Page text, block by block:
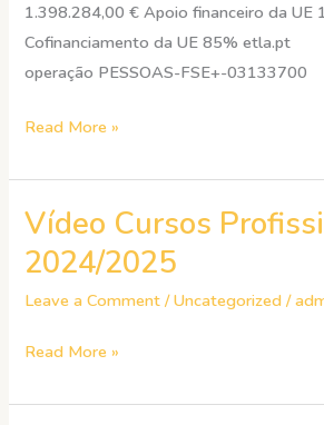
1.398.284,00 € Apoio financeiro da UE
Cofinanciamento da UE 85%
operação PESSOAS-FSE+-03133700
Read More »
Vídeo Cursos
2024/2025
Leave a Comment /Uncategorized /
Vídeo
Cursos
Profissionais
2024/2025
Read More »